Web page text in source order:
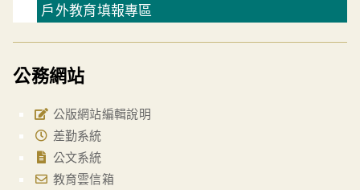
戶外教育填報專區
公務網站
公版網站編輯說明
差勤系統
公文系統
教育雲信箱